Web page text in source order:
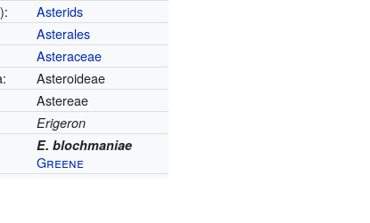
Asterids
Asterales
Asteraceae
Asteroideae
Astereae
Erigeron
E. blochmaniae
Greene